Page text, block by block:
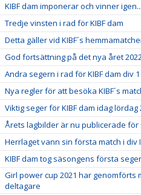
KIBF dam imponerar och vinner igen...
Tredje vinsten i rad för KIBF dam
Detta gäller vid KIBF´s
God fortsättning på det nya året
Andra segern i rad för KIBF dam div 1
Nya regler för att besöka KIBF´s
Viktig seger för KIBF dam idag lördag
Årets lagbilder är nu publicerade för
Herrlaget vann sin första match i div
KIBF dam tog säsongens första
Girl power cup 2021 har genomförts
deltagare